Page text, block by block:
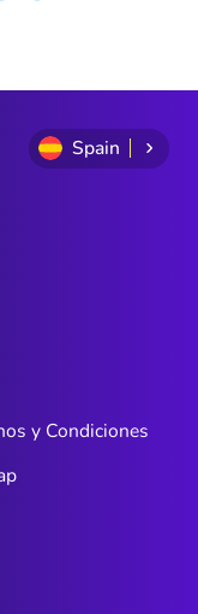
Spain
y Condiciones